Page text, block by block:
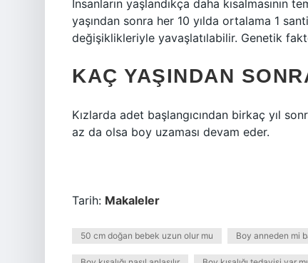
İnsanların yaşlandıkça daha
yaşından sonra her 10 yılda ortalama 1
değişiklikleriyle yavaşlatılabilir. Genetik
KAÇ YAŞINDAN
Kızlarda adet başlangıcından birkaç yıl
az da olsa boy uzaması devam eder.
Tarih: Makaleler
50 cm doğan bebek uzun olur mu Boy anneden mi